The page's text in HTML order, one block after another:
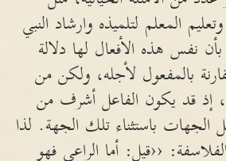
المعلم لتلميذه وارشاد النبي
نفس هذه الأفعال لها دلالة
بالمفعول لأجله، ولكن من
إذ قد يكون الفاعل أشرف من
باستثناء تلك الجهة. لذا
‹‹قيل: أما الراعي فهو